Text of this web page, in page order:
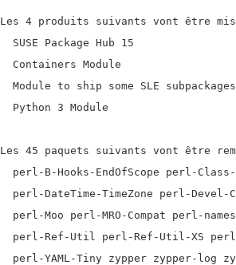
Les 4 produits suivants vont être
SUSE Package Hub 15
Containers Module
Module to ship some SLE
Python 3 Module
Les 45 paquets suivants vont être
perl-B-Hooks-EndOfScope perl-
perl-DateTime-TimeZone perl-
perl-Moo perl-MRO-Compat perl-
perl-Ref-Util perl-Ref-Util-XS
perl-YAML-Tiny zypper zypper-log